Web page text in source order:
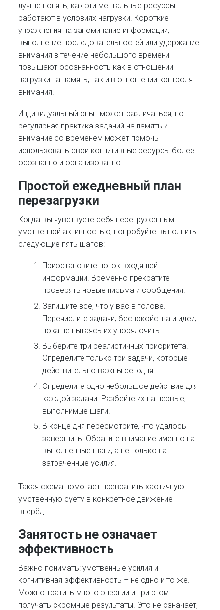
лучше понять, как эти ментальные ресурсы
работают в условиях нагрузки. Короткие
упражнения на запоминание информации,
выполнение последовательностей или удержание
внимания в течение небольшого времени
повышают осознанность как в отношении
нагрузки на память, так и в отношении контроля
внимания.
Индивидуальный опыт может различаться, но
регулярная практика заданий на память и
внимание со временем может помочь
использовать свои когнитивные ресурсы более
осознанно и организованно.
Простой ежедневный план
перезагрузки
Когда вы чувствуете себя перегруженным
умственной активностью, попробуйте выполнить
следующие пять шагов:
Приостановите поток входящей
информации. Временно прекратите
проверять новые письма и сообщения.
Запишите всё, что у вас в голове.
Перечислите задачи, беспокойства и идеи,
пока не пытаясь их упорядочить.
Выберите три реалистичных приоритета.
Определите только три задачи, которые
действительно важны сегодня.
Определите одно небольшое действие для
каждой задачи. Разбейте их на первые,
выполнимые шаги.
В конце дня пересмотрите, что удалось
завершить. Обратите внимание именно на
выполненные шаги, а не только на
затраченные усилия.
Такая схема помогает превратить хаотичную
умственную суету в конкретное движение
вперёд.
Занятость не означает
эффективность
Важно понимать: умственные усилия и
когнитивная эффективность – не одно и то же.
Можно тратить много энергии и при этом
получать скромные результаты. Это не означает,